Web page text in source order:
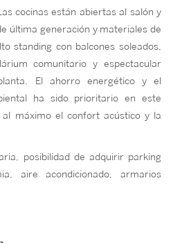
cocinas están abiertas al salón y
última generación y materiales de
standing con balcones soleados,
comunitario y espectacular
El ahorro energético y el
ha sido prioritario en este
al máximo el confort acústico y la
posibilidad de adquirir parking
aire acondicionado, armarios